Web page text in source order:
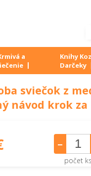
a
Knihy
Darčeky
sviečok z
návod krok
počet ks